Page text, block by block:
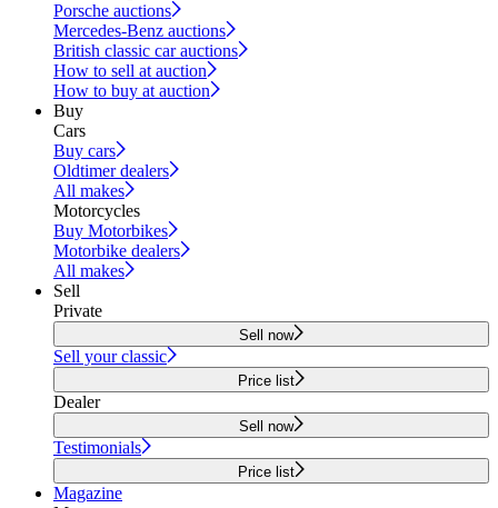
Porsche auctions
Mercedes-Benz auctions
British classic car auctions
How to sell at auction
How to buy at auction
Buy
Cars
Buy cars
Oldtimer dealers
All makes
Motorcycles
Buy Motorbikes
Motorbike dealers
All makes
Sell
Private
Sell now
Sell your classic
Price list
Dealer
Sell now
Testimonials
Price list
Magazine